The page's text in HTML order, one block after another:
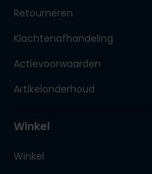
Retourneren
Klachtenafhandeling
Actievoorwaarden
Artikelonderhoud
Winkel
Winkel